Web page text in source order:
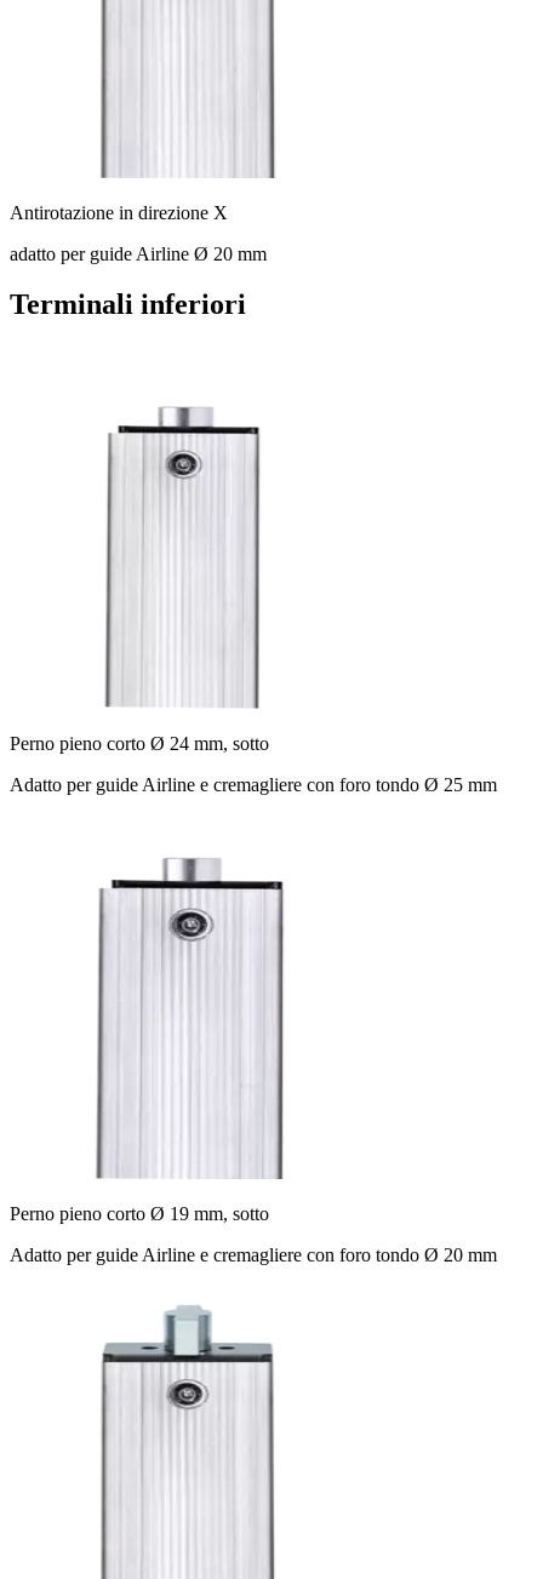
Antirotazione in direzione X
adatto per guide Airline Ø 20 mm
Terminali inferiori
Perno pieno corto Ø 24 mm, sotto
Adatto per guide Airline e cremagliere con foro tondo Ø 25 mm
Perno pieno corto Ø 19 mm, sotto
Adatto per guide Airline e cremagliere con foro tondo Ø 20 mm